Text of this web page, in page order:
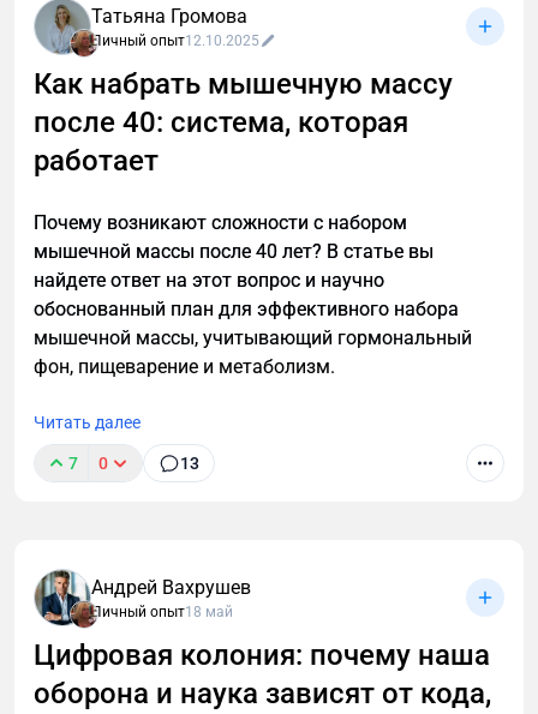
После 40 лет мужскому организму нужен особый
подход к похудению. Узнайте, как преодолеть
возрастные изменения, сохранить мышечную
научно обоснованной стратегии тренировок и
питания для мужчин.
Татьяна Громова
Личный опыт12.10.2025
Как набрать мышечную массу
после 40: система, которая
работает
Почему возникают сложности с набором
мышечной массы после 40 лет? В статье вы
найдете ответ на этот вопрос и научно
обоснованный план для эффективного набора
мышечной массы, учитывающий гормональный
фон, пищеварение и метаболизм.
Читать далее
7 0 13
Андрей Вахрушев
Личный опыт18 май
Цифровая колония: почему наша
оборона и наука зависят от кода,